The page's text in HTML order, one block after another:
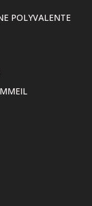
POLYVALENTE